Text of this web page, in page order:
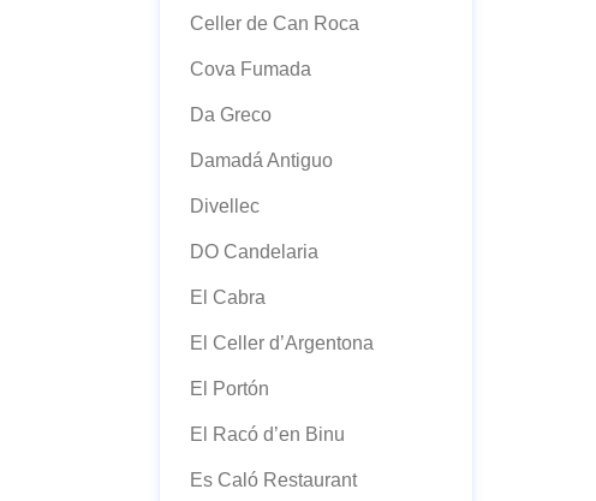
Celler de Can Roca
Cova Fumada
Da Greco
Damadá Antiguo
Divellec
DO Candelaria
El Cabra
El Celler d’Argentona
El Portón
El Racó d’en Binu
Es Caló Restaurant